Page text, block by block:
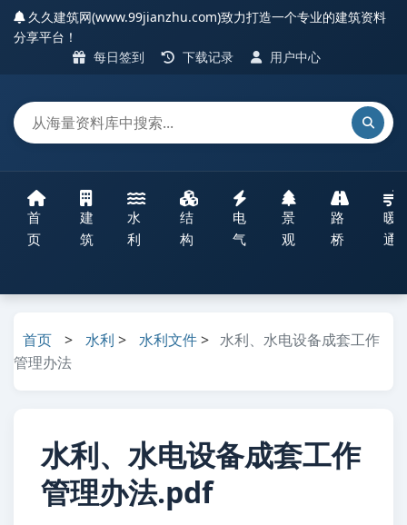
久久建筑网(www.99jianzhu.com)致力打造一个专业的建筑资料
分享平台！
每日签到
下载记录 用户中心
首
页
建
筑
水
利
结
构
电
气
景
观
路
桥
暖
通
首页 > 水利 > 水利文件> 水利、水电设备成套工作
管理办法
水利、水电设备成套工作
管理办法.pdf